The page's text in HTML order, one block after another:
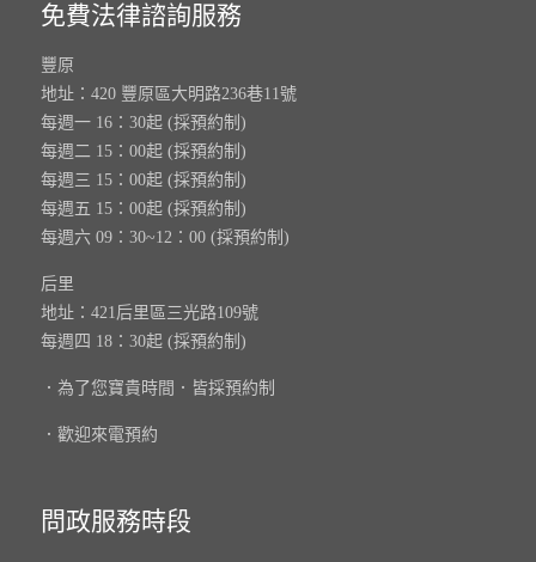
免費法律諮詢服務
豐原
地址：420 豐原區大明路236巷11號
每週一 16：30起 (採預約制)
每週二 15：00起 (採預約制)
每週三 15：00起 (採預約制)
每週五 15：00起 (採預約制)
每週六 09：30~12：00 (採預約制)
后里
地址：421后里區三光路109號
每週四 18：30起 (採預約制)
．為了您寶貴時間．皆採預約制
．歡迎來電預約
問政服務時段